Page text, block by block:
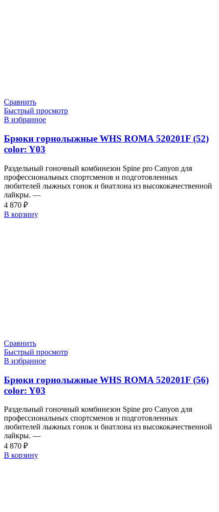
Сравнить
Быстрый просмотр
В избранное
Брюки горнолыжные WHS ROMA 520201F (52)
color: Y03
Раздельный гоночный комбинезон Spine pro Canyon для
профессиональных спортсменов и подготовленных
любителей лыжных гонок и биатлона из высококачественной
лайкры. —
4 870 ₽
В корзину
Сравнить
Быстрый просмотр
В избранное
Брюки горнолыжные WHS ROMA 520201F (56)
color: Y03
Раздельный гоночный комбинезон Spine pro Canyon для
профессиональных спортсменов и подготовленных
любителей лыжных гонок и биатлона из высококачественной
лайкры. —
4 870 ₽
В корзину